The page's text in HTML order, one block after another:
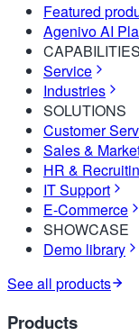
Featured
Agenivo AI
CAPABILITIES
Service
Industries
SOLUTIONS
Customer
Sales &
HR &
IT Support
E-Commerce
SHOWCASE
Demo library
See all products
Products